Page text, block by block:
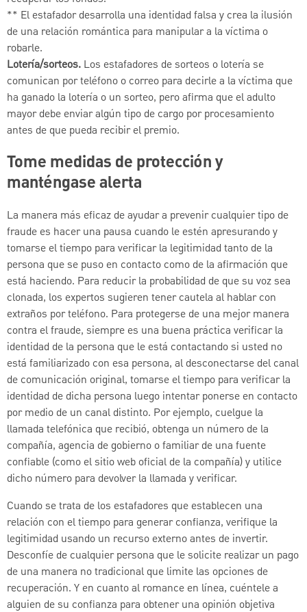
** El estafador desarrolla una identidad falsa y crea la ilusión
de una relación romántica para manipular a la víctima o
robarle.
Lotería/sorteos. Los estafadores de sorteos o lotería se
comunican por teléfono o correo para decirle a la víctima que
ha ganado la lotería o un sorteo, pero afirma que el adulto
mayor debe enviar algún tipo de cargo por procesamiento
antes de que pueda recibir el premio.
Tome medidas de protección y
manténgase alerta
La manera más eficaz de ayudar a prevenir cualquier tipo de
fraude es hacer una pausa cuando le estén apresurando y
tomarse el tiempo para verificar la legitimidad tanto de la
persona que se puso en contacto como de la afirmación que
está haciendo. Para reducir la probabilidad de que su voz sea
clonada, los expertos sugieren tener cautela al hablar con
extraños por teléfono. Para protegerse de una mejor manera
contra el fraude, siempre es una buena práctica verificar la
identidad de la persona que le está contactando si usted no
está familiarizado con esa persona, al desconectarse del canal
de comunicación original, tomarse el tiempo para verificar la
identidad de dicha persona luego intentar ponerse en contacto
por medio de un canal distinto. Por ejemplo, cuelgue la
llamada telefónica que recibió, obtenga un número de la
compañía, agencia de gobierno o familiar de una fuente
confiable (como el sitio web oficial de la compañía) y utilice
dicho número para devolver la llamada y verificar.
Cuando se trata de los estafadores que establecen una
relación con el tiempo para generar confianza, verifique la
legitimidad usando un recurso externo antes de invertir.
Desconfíe de cualquier persona que le solicite realizar un pago
de una manera no tradicional que limite las opciones de
recuperación. Y en cuanto al romance en línea, cuéntele a
alguien de su confianza para obtener una opinión objetiva